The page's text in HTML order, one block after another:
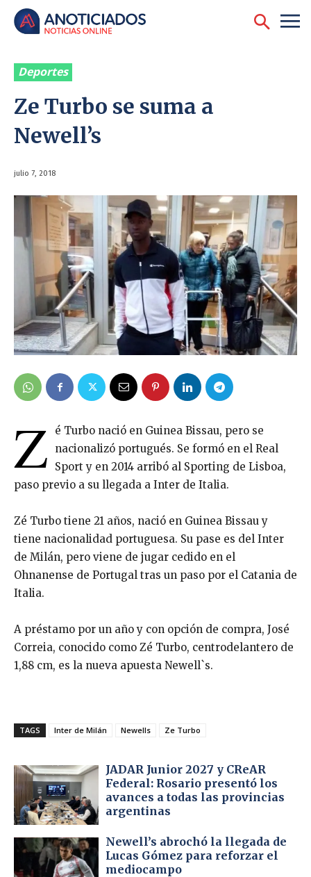
Deportes
Ze Turbo se suma a
Newell’s
julio 7, 2018
Z
é Turbo nació en Guinea Bissau, pero se
nacionalizó portugués. Se formó en el Real
Sport y en 2014 arribó al Sporting de Lisboa,
paso previo a su llegada a Inter de Italia.
Zé Turbo tiene 21 años, nació en Guinea Bissau y
tiene nacionalidad portuguesa. Su pase es del Inter
de Milán, pero viene de jugar cedido en el
Ohnanense de Portugal tras un paso por el Catania de
Italia.
A préstamo por un año y con opción de compra, José
Correia, conocido como Zé Turbo, centrodelantero de
1,88 cm, es la nueva apuesta Newell`s.
TAGS Inter de Milán Newells Ze Turbo
JADAR Junior 2027 y CReAR
Federal: Rosario presentó los
avances a todas las provincias
argentinas
Newell’s abrochó la llegada de
Lucas Gómez para reforzar el
mediocampo